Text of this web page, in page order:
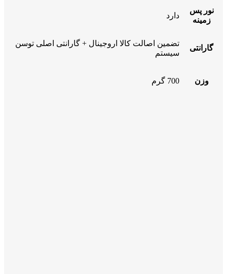
نور پس
زمینه
دارد
گارانتی
تضمین اصالت کالا اروجینال + گارانتی اصلی توسن
سیستم
وزن 700 گرم